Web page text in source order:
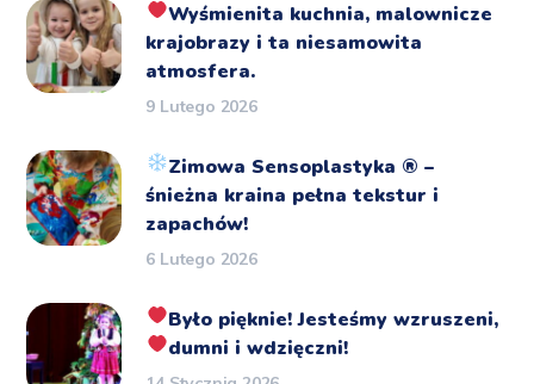
Wyśmienita kuchnia, malownicze
krajobrazy i ta niesamowita
atmosfera.
9 Lutego 2026
Zimowa Sensoplastyka ®️ –
śnieżna kraina pełna tekstur i
zapachów!
6 Lutego 2026
Było pięknie!Jesteśmy wzruszeni,
dumni i wdzięczni!